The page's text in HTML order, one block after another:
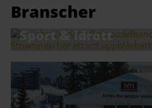
Branscher
Sport & idrott